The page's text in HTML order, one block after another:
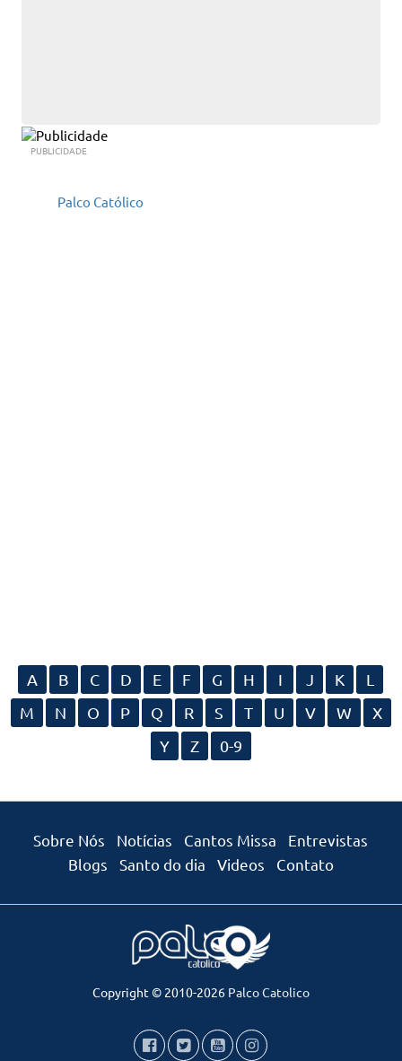
PUBLICIDADE
Palco Católico
A B C D E F G H I J K
L
M
N O P Q R S T U V W
X
Y
Z 0-9
Sobre Nós Notícias Cantos Missa
Entrevistas
Blogs
Santo do dia Videos Contato
Copyright © 2010-2026 Palco Catolico